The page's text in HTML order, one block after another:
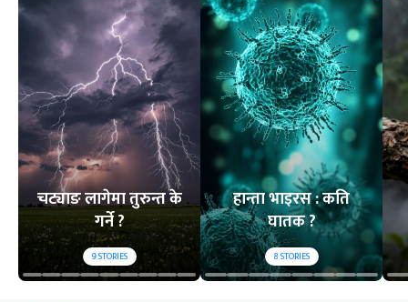
चट्याङ लागेमा तुरुन्त के
गर्ने ?
9STORIES
हान्ता भाइरस : कति
घातक ?
8STORIES